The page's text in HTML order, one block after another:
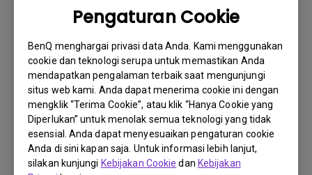
Pengaturan Cookie
BenQ menghargai privasi data Anda. Kami menggunakan
cookie dan teknologi serupa untuk memastikan Anda
mendapatkan pengalaman terbaik saat mengunjungi
situs web kami. Anda dapat menerima cookie ini dengan
mengklik “Terima Cookie”, atau klik “Hanya Cookie yang
Diperlukan” untuk menolak semua teknologi yang tidak
esensial. Anda dapat menyesuaikan pengaturan cookie
Anda di sini kapan saja. Untuk informasi lebih lanjut,
silakan kunjungi Kebijakan Cookie dan Kebijakan
mestinya?
Mengapa monitor saya berkedip-kedip?
Mengapa monitor BenQ saya tidak dapat
ditampilkan dengan benar melalui kabel
USB-C(Type C)?
Apa itu kebocoran lampu latar atau